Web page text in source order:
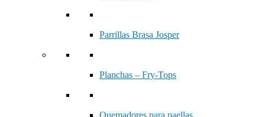
Parrillas Brasa Josper
Planchas – Fry-Tops
Quemadores para paellas